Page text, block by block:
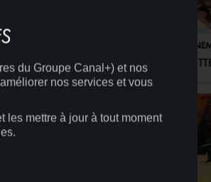
LES
du Groupe Canal+) et nos
nos services et vous
les mettre à jour à tout moment